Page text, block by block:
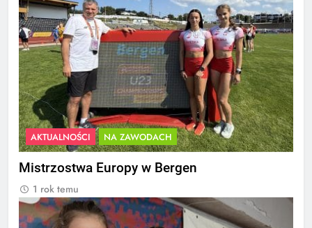
AKTUALNOŚCI NA ZAWODACH
Mistrzostwa Europy w Bergen
1 rok temu